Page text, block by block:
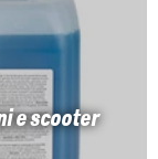
e scooter